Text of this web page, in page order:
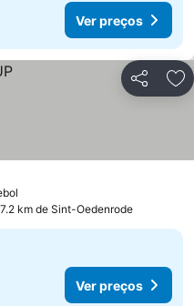
Ver preços
Partilhar
km de Sint-Oedenrode
Ver preços